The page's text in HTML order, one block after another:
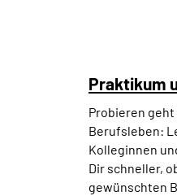
Praktikum
Probieren
Berufsleben:
Kolleginnen
Dir schneller,
gewünschten